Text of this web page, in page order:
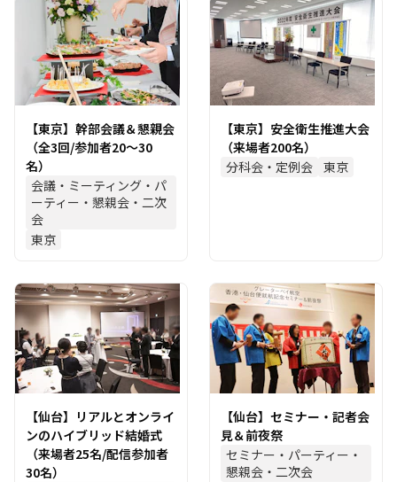
【東京】幹部会議＆懇親会
（全3回/参加者20～30
名）
会議・ミーティング・パ
ーティー・懇親会・二次
会
東京
【東京】安全衛生推進大会
（来場者200名）
分科会・定例会 東京
【仙台】リアルとオンライ
ンのハイブリッド結婚式
（来場者25名/配信参加者
30名）
【仙台】セミナー・記者会
見＆前夜祭
セミナー・パーティー・
懇親会・二次会